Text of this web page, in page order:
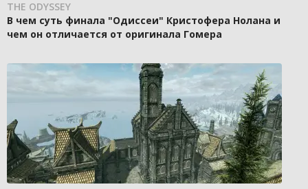
THE ODYSSEY
В чем суть финала "Одиссеи" Кристофера Нолана и
чем он отличается от оригинала Гомера